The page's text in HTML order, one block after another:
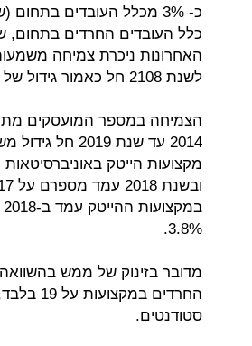
לשנת 2108 חל כאמור גידול של כ-52%.
הצמיחה במספר המועסקים
2014 עד שנת
3.8%.
סטודנטים.